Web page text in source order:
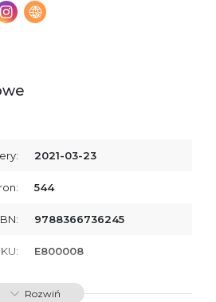
2021-03-23
544
9788366736245
E800008
za
Wydawnictwo Poznańskie
Sp. z o.o.
Rozwiń